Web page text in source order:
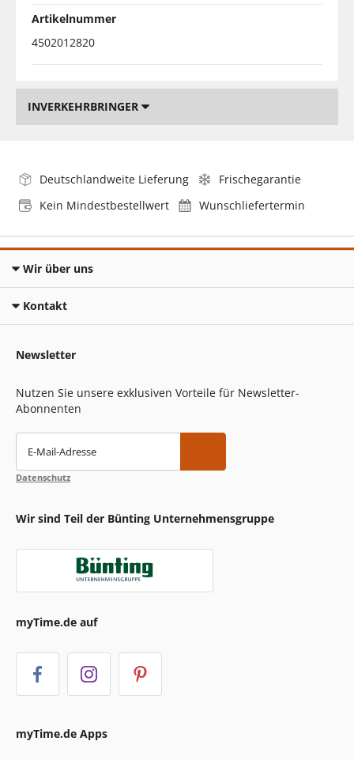
Artikelnummer
4502012820
INVERKEHRBRINGER
Deutschlandweite Lieferung
Frischegarantie
Kein Mindestbestellwert
Wunschliefertermin
Wir über uns
Kontakt
Newsletter
Nutzen Sie unsere exklusiven Vorteile für Newsletter-
Abonnenten
E-Mail-Adresse
Datenschutz
Wir sind Teil der Bünting Unternehmensgruppe
myTime.de auf
myTime.de Apps